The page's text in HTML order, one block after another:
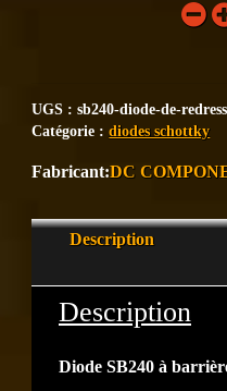
UGS :sb240-diode-de-
Catégorie :diodes schottky
DC
Description
Description
Diode SB240 à